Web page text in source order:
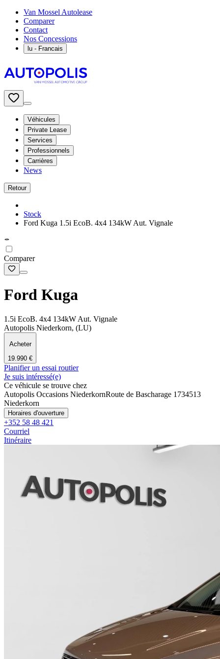
Van Mossel Autolease
Comparer
Contact
Nos Concessions
lu - Francais
Véhicules
Private Lease
Services
Professionnels
Carrières
News
Retour
Stock
Ford Kuga 1.5i EcoB. 4x4 134kW Aut. Vignale
Comparer
Ford Kuga
1.5i EcoB. 4x4 134kW Aut. Vignale
Autopolis Niederkorn, (LU)
Acheter
19.990 €
Planifier un essai routier
Je suis intéressé(e)
Ce véhicule se trouve chez
Autopolis Occasions NiederkornRoute de Bascharage 1734513
Niederkorn
Horaires d'ouverture
+352 58 48 421
Courriel
Itinéraire